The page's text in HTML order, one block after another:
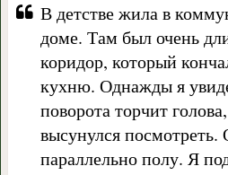
В детстве жила в
доме. Там был очень
коридор, который
кухню. Однажды я
поворота торчит
высунулся посмотреть.
параллельно полу. Я